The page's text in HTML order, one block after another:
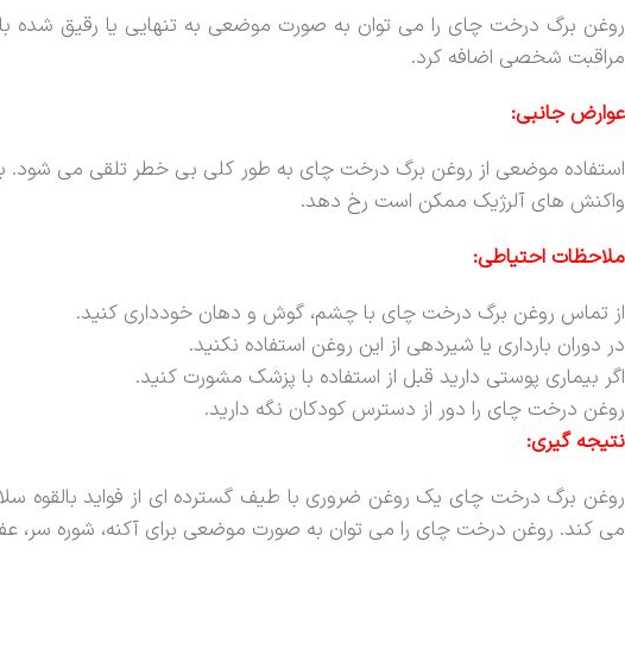
روغن برگ درخت چای را می توان به صورت موضعی به تنهایی یا رقیق شده با
مراقبت شخصی اضافه کرد.
عوارض جانبی:
استفاده موضعی از روغن برگ درخت چای به طور کلی بی خطر تلقی می شود.
واکنش های آلرژیک ممکن است رخ دهد.
ملاحظات احتیاطی:
از تماس روغن برگ درخت چای با چشم، گوش و دهان خودداری کنید.
در دوران بارداری یا شیردهی از این روغن استفاده نکنید.
اگر بیماری پوستی دارید قبل از استفاده با پزشک مشورت کنید.
روغن درخت چای را دور از دسترس کودکان نگه دارید.
نتیجه گیری:
روغن برگ درخت چای یک روغن ضروری با طیف گسترده ای از فواید بالقوه
می کند. روغن درخت چای را می توان به صورت موضعی برای آکنه، شوره سر،